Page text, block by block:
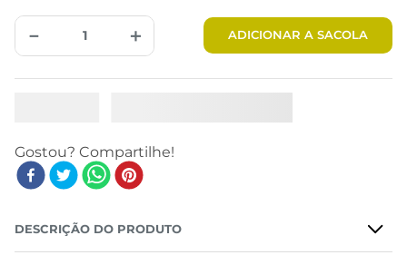
＋
－ ADICIONAR A SACOLA
DESCRIÇÃO DO PRODUTO